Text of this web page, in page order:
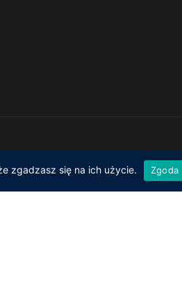
zgadzasz się na ich użycie. Zgoda